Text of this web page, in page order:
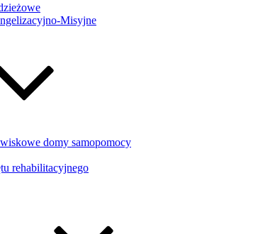
Misyjne
domy samopomocy
rehabilitacyjnego